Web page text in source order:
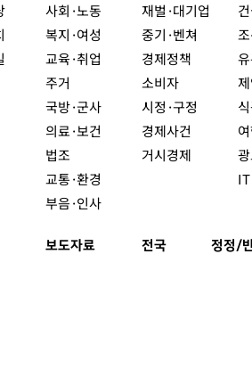
사회·노동
복지·여성
교육·취업
주거
국방·군사
의료·보건
법조
교통·환경
부음·인사
재벌·대기업
중기·벤쳐
경제정책
소비자
시정·구정
경제사건
거시경제
보도자료 전국 정정/